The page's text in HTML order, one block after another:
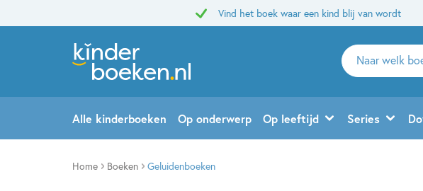
Vind het boek waar een kind blij van wordt
Zoeken
naar
en
uitgevers
Alle kinderboeken Op onderwerp Op leeftijd Series
Home Boeken Geluidenboeken